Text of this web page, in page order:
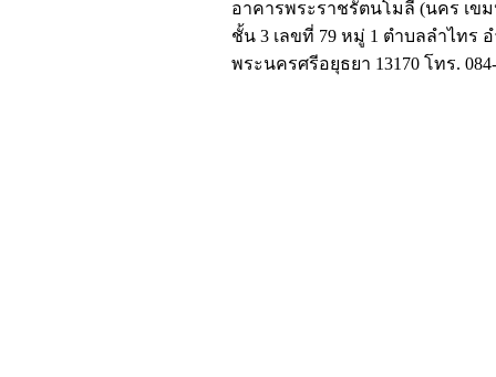
อาคารพระราชรัตนโมลี (นคร เข
ชั้น 3 เลขที่ 79 หมู่ 1 ตำบลลำไทร
พระนครศรีอยุธยา 13170 โทร. 084-